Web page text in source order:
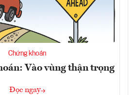
Chứng khoán
Vào vùng thận trọng
Đọc ngay